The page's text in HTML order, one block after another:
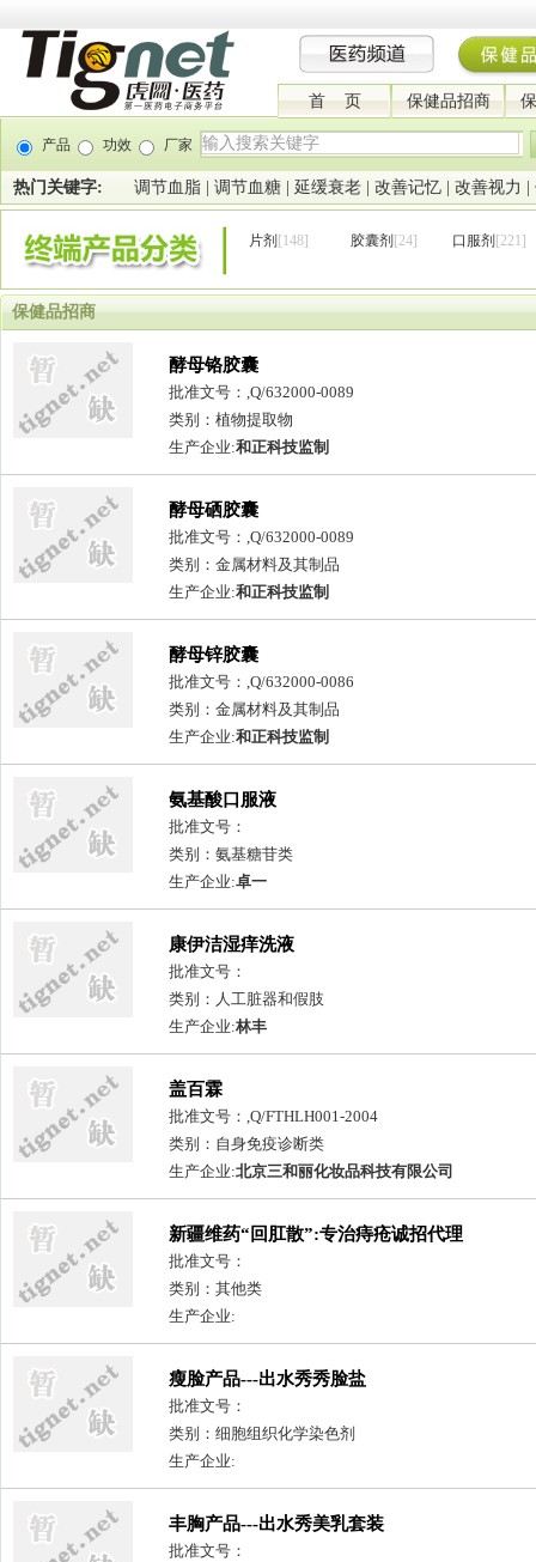
首 页 保健品招商
产品 功效 厂家
热门关键字: 调节血脂 调节血糖 延缓衰老 改善记忆 改善视力
片剂 [148] 胶囊剂 [24] 口服剂 [221]
保健品招商
酵母铬胶囊
批准文号：,Q/632000-0089
类别：植物提取物
生产企业:和正科技监制
酵母硒胶囊
批准文号：,Q/632000-0089
类别：金属材料及其制品
生产企业:和正科技监制
酵母锌胶囊
批准文号：,Q/632000-0086
类别：金属材料及其制品
生产企业:和正科技监制
氨基酸口服液
批准文号：
类别：氨基糖苷类
生产企业:卓一
康伊洁湿痒洗液
批准文号：
类别：人工脏器和假肢
生产企业:林丰
盖百霖
批准文号：,Q/FTHLH001-2004
类别：自身免疫诊断类
生产企业:北京三和丽化妆品科技有限公司
新疆维药“回肛散”:专治痔疮诚招代理
批准文号：
类别：其他类
生产企业:
瘦脸产品---出水秀秀脸盐
批准文号：
类别：细胞组织化学染色剂
生产企业:
丰胸产品---出水秀美乳套装
批准文号：